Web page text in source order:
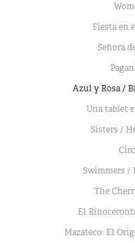
Fiesta en
Señora
Azul y Rosa /
Una tablet
Sisters /
Swimmers /
The
El
Mazateco: El